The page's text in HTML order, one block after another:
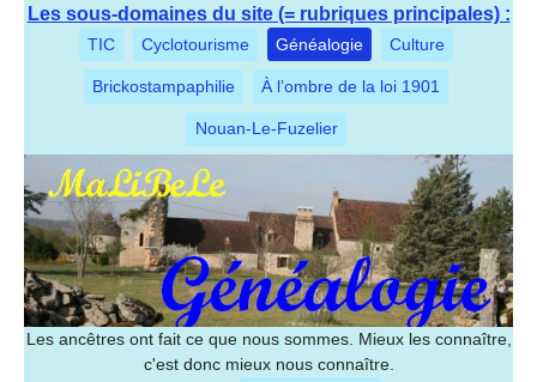
Les sous-domaines du site (= rubriques principales) :
TIC Cyclotourisme Généalogie Culture
Brickostampaphilie À l’ombre de la loi 1901
Nouan-Le-Fuzelier
Les ancêtres ont fait ce que nous sommes. Mieux les connaître,
c'est donc mieux nous connaître.